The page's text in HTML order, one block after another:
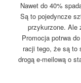
Nawet do 40%
Są to pojedyncze
przykurzone. Ale
Promocja potrwa
racji tego, że są to
drogą e-meilową o